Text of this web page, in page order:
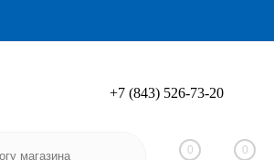
Вход
+7 (843) 526-73-20
0 0